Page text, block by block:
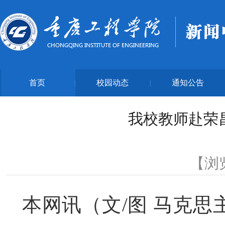
首页 校园动态 通知公告
我校教师赴荣
【
本网讯（文/图 马克思